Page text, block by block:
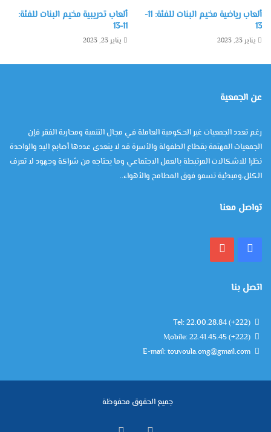
ألعاب رياضية مخيم البنات للفئة: 11-
13
يناير 23, 2023
ألعاب تدريبية مخيم البنات للفئة:
11-13
يناير 23, 2023
عن الجمعية
رغم تعدد الجمعيات غير الحكومية العاملة في مجال التنمية ومحاربة الفقر فإن
الجمعيات المهتمة بقطاع الطفولة والأسرة قد لا يتعدى عددها أصابع اليد والواحدة
نظرا للاشكالات المرتبطة بالعمل الاجتماعي وما يحتاجه من شراكة وجهود لا تعرف
الكلل،ومبدئية تسمو فوق المطامح والأهواء..
تواصل معنا
فيسبوك
اتصل بنا
جميع الحقوق محفوظة